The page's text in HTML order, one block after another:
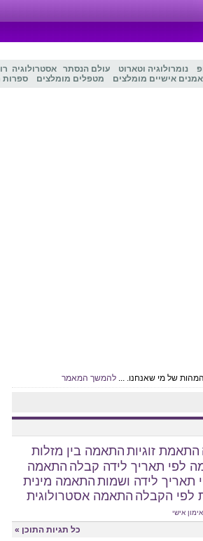
נומרולוגיה וטארוט עולם הנסתר אסטרולוגיה
אישיים מומלצים מטפלים מומלצים ספרות
של מי שאנחנו. ... להמשך המאמר
התאמת זוגיות התאמה בין מזלות
לפי תאריך לידה קבלה התאמה
תאריך לידה ושמות התאמה מינית
לפי הקבלה התאמה אסטרולוגית
אימון אישי
כל תגיות התוכן »